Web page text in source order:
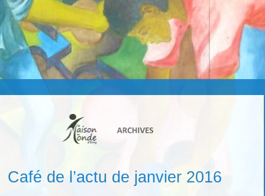
Café de l’actu de janvier 2016